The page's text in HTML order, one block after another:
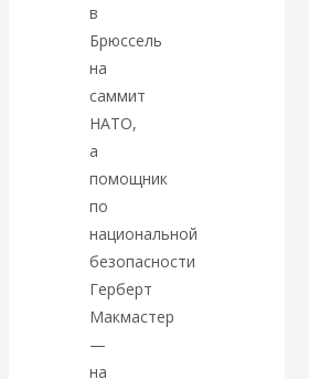
«Об этом
молчат»:
экономист
Валентин
Катасонов
считает, что
кризис в
в
Брюссель
на
саммит
НАТО,
а
помощник
по
национальной
безопасности
Герберт
Макмастер
—
на